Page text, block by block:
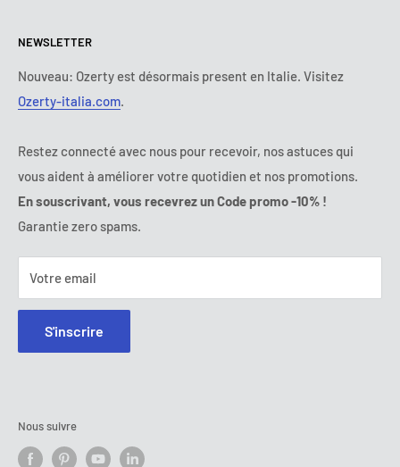
Conditions de paiement
Termes et conditions d'abonnement
Mentions légales
FAQ
Règlement en Ligne des Litiges
Mardi :9:00 - 18:00
Mercredi :9:00 - 18:00
Jeudi :
9:00 - 18:00
Samedi - Dimanche :
09 70 01 97 37
E-mail:
contact@ozerty-france.com
NEWSLETTER
Nouveau: Ozerty est désormais present en Italie. Visitez
Ozerty-italia.com.
Restez connecté avec nous pour recevoir, nos astuces qui
vous aident à améliorer votre quotidien et nos promotions.
En souscrivant, vous recevrez un Code promo -10% !
Garantie zero spams.
Votre email
S'inscrire
Nous suivre